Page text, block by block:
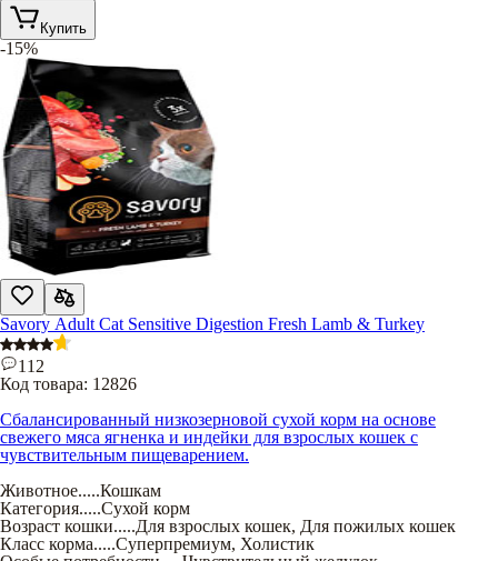
Купить
-15%
Savory Adult Cat Sensitive Digestion Fresh Lamb & Turkey
112
Код товара: 12826
Сбалансированный низкозерновой сухой корм на основе
свежего мяса ягненка и индейки для взрослых кошек с
чувствительным пищеварением.
Животное.....Кошкам
Категория.....Сухой корм
Возраст кошки.....Для взрослых кошек, Для пожилых кошек
Класс корма.....Суперпремиум, Холистик